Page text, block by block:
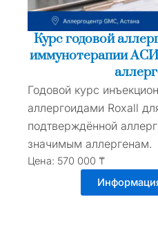
Курс годовой
иммунотерапии
Годовой курс
аллергоидами Roxall
подтверждённой
значимым аллергенам.
Цена: 570 000 ₸